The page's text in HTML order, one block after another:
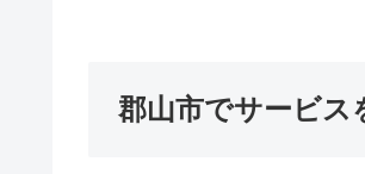
郡山市でサービス